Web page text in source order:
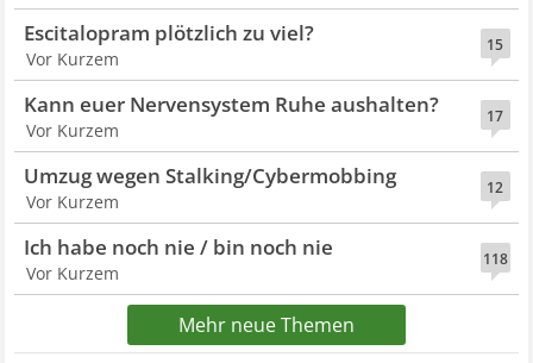
15
Escitalopram plötzlich zu viel?
Vor Kurzem
17
Kann euer Nervensystem Ruhe aushalten?
Vor Kurzem
12
Umzug wegen Stalking/Cybermobbing
Vor Kurzem
118
Ich habe noch nie / bin noch nie
Vor Kurzem
Mehr neue Themen